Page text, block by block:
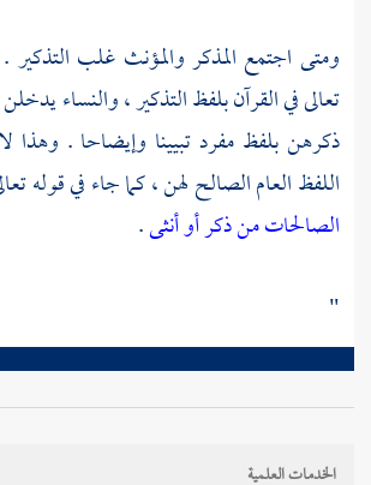
ومتى اجتمع المذكر والمؤنث غلب
تعالى في القرآن بلفظ التذكير ، والنساء
ذكرهن بلفظ مفرد تبيينا وإيضاحا . وهذا
اللفظ العام الصالح لهن ، كما جاء في قوله
الصالحات من ذكر أو أنثى.
"
الخدمات العلمية